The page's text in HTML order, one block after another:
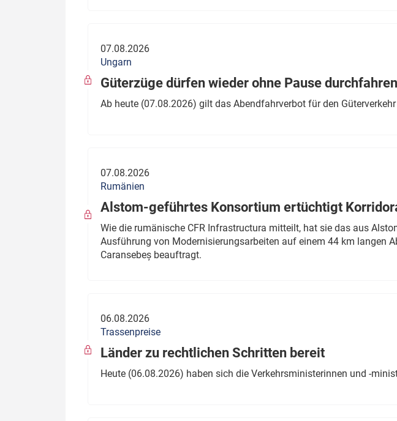
07.08.2026
Ungarn
Güterzüge dürfen wieder ohne Pause durchfahren
Ab heute (07.08.2026) gilt das Abendfahrverbot für den
07.08.2026
Rumänien
Alstom-geführtes Konsortium ertüchtigt
Wie die rumänische CFR Infrastructura mitteilt, hat sie das aus
Ausführung von Modernisierungsarbeiten auf einem 44 km langen
Caransebeș beauftragt.
06.08.2026
Trassenpreise
Länder zu rechtlichen Schritten bereit
Heute (06.08.2026) haben sich die Verkehrsministerinnen und -